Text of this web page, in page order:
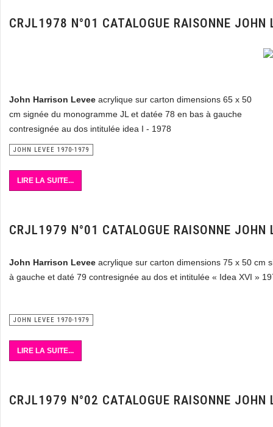
CRJL1978 N°01 CATALOGUE RAISONNE JOHN
John Harrison Levee acrylique sur carton dimensions 65 x 50
cm signée du monogramme JL et datée 78 en bas à gauche
contresignée au dos intitulée idea I - 1978
JOHN LEVEE 1970-1979
LIRE LA SUITE...
CRJL1979 N°01 CATALOGUE RAISONNE JOHN
John Harrison Levee acrylique sur carton dimensions 75 x 50 cm
à gauche et daté 79 contresignée au dos et intitulée « Idea XVI »
JOHN LEVEE 1970-1979
LIRE LA SUITE...
CRJL1979 N°02 CATALOGUE RAISONNE JOHN